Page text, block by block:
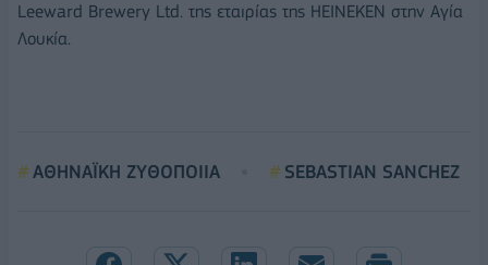
Leeward Brewery Ltd. της εταιρίας της ΗΕΙΝΕΚΕΝ στην Αγία
Λουκία.
ΑΘΗΝΑΪΚΗ ΖΥΘΟΠΟΙΙΑ SEBASTIAN SANCHEZ